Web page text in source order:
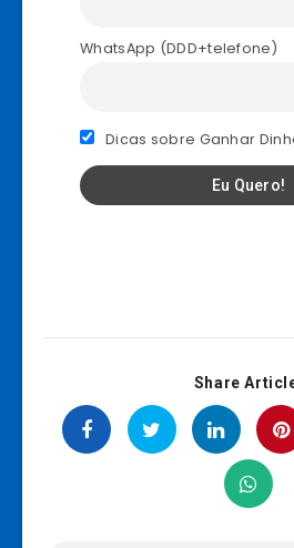
WhatsApp (DDD+telefone)
Dicas sobre Ganhar
Share